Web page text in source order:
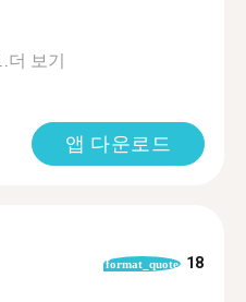
더 보기
앱 다운로드
format_quote 18